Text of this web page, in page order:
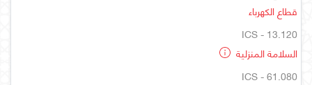
قطاع الكهرباء
ICS - 13.120
السلامة المنزلية
ICS - 61.080